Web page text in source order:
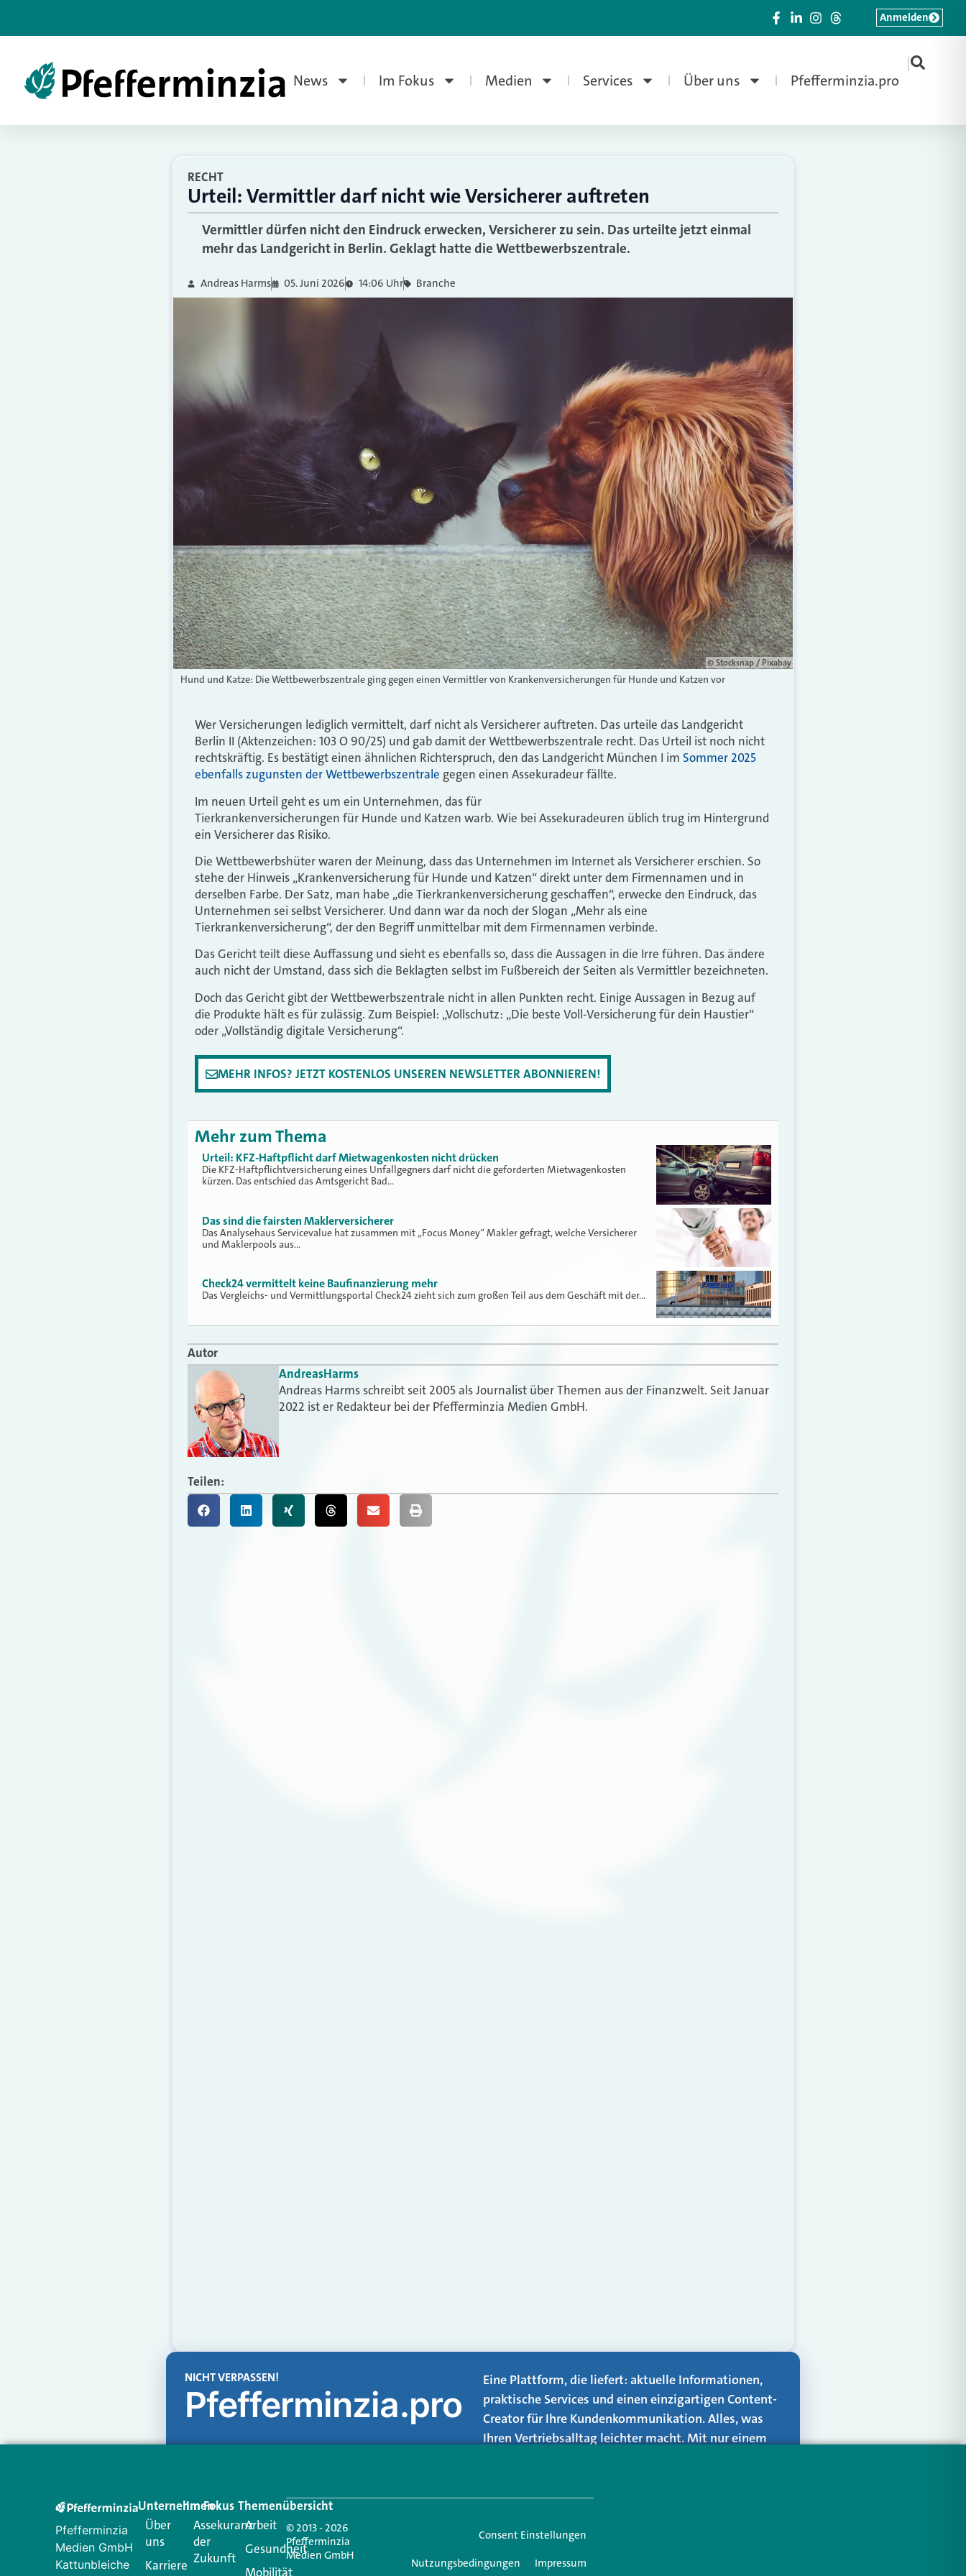
News Im Fokus Medien Services Über uns Pfefferminzia.pro
|
Anmelden
RECHT
Urteil: Vermittler darf nicht wie Versicherer auftreten
Vermittler dürfen nicht den Eindruck erwecken, Versicherer zu sein. Das urteilte jetzt einmal
mehr das Landgericht in Berlin. Geklagt hatte die Wettbewerbszentrale.
Andreas Harms 05. Juni 2026 14:06 Uhr Branche
© Stocksnap / Pixabay
Hund und Katze: Die Wettbewerbszentrale ging gegen einen Vermittler von Krankenversicherungen für Hunde und Katzen vor
Wer Versicherungen lediglich vermittelt, darf nicht als Versicherer auftreten. Das urteile das Landgericht
Berlin II (Aktenzeichen: 103 O 90/25) und gab damit der Wettbewerbszentrale recht. Das Urteil ist noch nicht
rechtskräftig. Es bestätigt einen ähnlichen Richterspruch, den das Landgericht München I im Sommer 2025
ebenfalls zugunsten der Wettbewerbszentrale gegen einen Assekuradeur fällte.
Im neuen Urteil geht es um ein Unternehmen, das für
Tierkrankenversicherungen für Hunde und Katzen warb. Wie bei Assekuradeuren üblich trug im Hintergrund
ein Versicherer das Risiko.
Die Wettbewerbshüter waren der Meinung, dass das Unternehmen im Internet als Versicherer erschien. So
stehe der Hinweis „Krankenversicherung für Hunde und Katzen“ direkt unter dem Firmennamen und in
derselben Farbe. Der Satz, man habe „die Tierkrankenversicherung geschaffen“, erwecke den Eindruck, das
Unternehmen sei selbst Versicherer. Und dann war da noch der Slogan „Mehr als eine
Tierkrankenversicherung“, der den Begriff unmittelbar mit dem Firmennamen verbinde.
Das Gericht teilt diese Auffassung und sieht es ebenfalls so, dass die Aussagen in die Irre führen. Das ändere
auch nicht der Umstand, dass sich die Beklagten selbst im Fußbereich der Seiten als Vermittler bezeichneten.
Doch das Gericht gibt der Wettbewerbszentrale nicht in allen Punkten recht. Einige Aussagen in Bezug auf
die Produkte hält es für zulässig. Zum Beispiel: „Vollschutz: „Die beste Voll-Versicherung für dein Haustier“
oder „Vollständig digitale Versicherung“.
MEHR INFOS? JETZT KOSTENLOS UNSEREN NEWSLETTER ABONNIEREN!
Mehr zum Thema
Urteil: KFZ-Haftpflicht darf Mietwagenkosten nicht drücken
Die KFZ-Haftpflichtversicherung eines Unfallgegners darf nicht die geforderten Mietwagenkosten
kürzen. Das entschied das Amtsgericht Bad…
Das sind die fairsten Maklerversicherer
Das Analysehaus Servicevalue hat zusammen mit „Focus Money“ Makler gefragt, welche Versicherer
und Maklerpools aus…
Check24 vermittelt keine Baufinanzierung mehr
Das Vergleichs- und Vermittlungsportal Check24 zieht sich zum großen Teil aus dem Geschäft mit der…
Autor
AndreasHarms
Andreas Harms schreibt seit 2005 als Journalist über Themen aus der Finanzwelt. Seit Januar
2022 ist er Redakteur bei der Pfefferminzia Medien GmbH.
Teilen:
NICHT VERPASSEN!
Pfefferminzia.pro
Eine Plattform, die liefert: aktuelle Informationen,
praktische Services und einen einzigartigen Content-
Creator für Ihre Kundenkommunikation. Alles, was
Ihren Vertriebsalltag leichter macht. Mit nur einem
Pfefferminzia
Medien GmbH
Kattunbleiche
Unternehmen
Über
uns
Karriere
Im Fokus
Assekuranz
der
Zukunft
Themenübersicht
Arbeit
Gesundheit
Mobilität
© 2013 - 2026
Pfefferminzia
Medien GmbH
Consent Einstellungen
Nutzungsbedingungen
Impressum